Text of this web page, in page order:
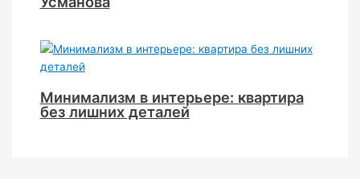
Минимализм в интерьере: квартира
без лишних деталей